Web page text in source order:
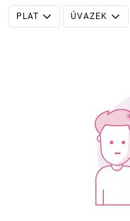
PLAT ÚVAZEK